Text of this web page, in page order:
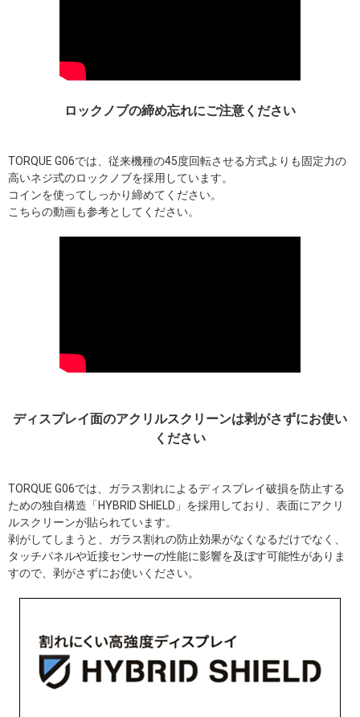
ロックノブの締め忘れにご注意ください
TORQUE G06では、従来機種の45度回転させる方式よりも固定力の
高いネジ式のロックノブを採用しています。
コインを使ってしっかり締めてください。
こちらの動画も参考としてください。
ディスプレイ面のアクリルスクリーンは剥がさずにお使い
ください
TORQUE G06では、ガラス割れによるディスプレイ破損を防止する
ための独自構造「HYBRID SHIELD」を採用しており、表面にアクリ
ルスクリーンが貼られています。
剥がしてしまうと、ガラス割れの防止効果がなくなるだけでなく、
タッチパネルや近接センサーの性能に影響を及ぼす可能性がありま
すので、剥がさずにお使いください。